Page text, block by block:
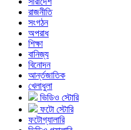
রাজনীতি
সংগঠন
অপরাধ
শিক্ষা
বানিজ্য
বিনোদন
আর্ন্তজাতিক
খেলাধুলা
ভিডিও স্টোরি
ফটো স্টোরি
ফটোগ্যালারি